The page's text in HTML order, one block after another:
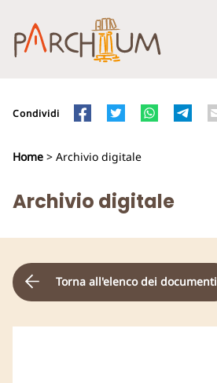
Condividi
Home > Archivio digitale
Archivio digitale
Torna all'elenco dei documenti